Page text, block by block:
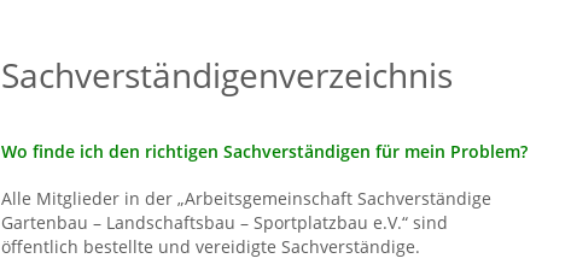
Sachverständigenverzeichnis
Wo finde ich den richtigen Sachverständigen für mein Problem?
Alle Mitglieder in der „Arbeitsgemeinschaft Sachverständige
Gartenbau – Landschaftsbau – Sportplatzbau e.V.“ sind
öffentlich bestellte und vereidigte Sachverständige.